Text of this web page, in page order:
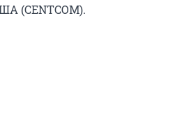
(CENTCOM).